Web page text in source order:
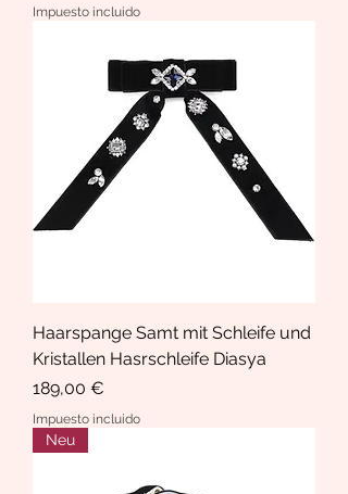
Impuesto incluido
Haarspange Samt mit Schleife und
Kristallen Hasrschleife Diasya
Precio
189,00 €
Impuesto incluido
Neu